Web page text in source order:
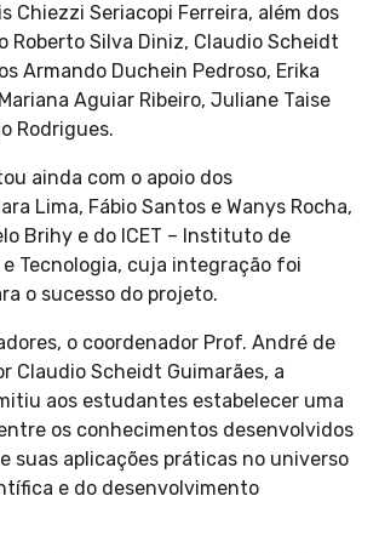
Chiezzi Seriacopi Ferreira, além dos
Roberto Silva Diniz, Claudio Scheidt
Armando Duchein Pedroso, Erika
Aguiar Ribeiro, Juliane Taise
Rodrigues.
ainda com o apoio dos
Lima, Fábio Santos e Wanys Rocha,
Brihy e do ICET – Instituto de
e Tecnologia, cuja integração foi
o sucesso do projeto.
o coordenador Prof. André de
Claudio Scheidt Guimarães, a
aos estudantes estabelecer uma
os conhecimentos desenvolvidos
suas aplicações práticas no universo
e do desenvolvimento